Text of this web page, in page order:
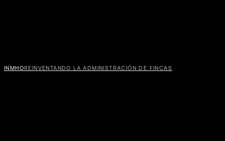
INMHOREINVENTANDO LA ADMINISTRACIÓN DE FINCAS